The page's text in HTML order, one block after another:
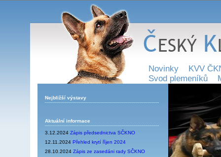
Novinky
KVV
Svod plemeníků
Nejbližší výstavy
Aktuální informace
3.12.2024 Zápis předsednictva SČKNO
12.11.2024 Přehled krytí říjen 2024
28.10.2024 Zápis ze zasedáni rady SČKNO